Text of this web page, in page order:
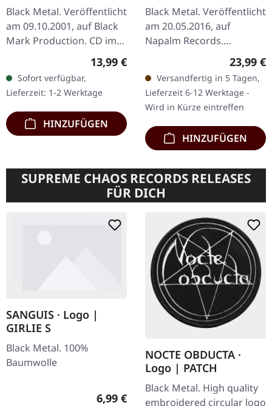
Black Metal. Veröffentlicht
am 09.10.2001, auf Black
Mark Production. CD im
Jewelcase. Bathorys
"Destroyer of Worlds"
erhebt sich als eine
gewaltige…
Regulärer Preis:
13,99 €
Sofort verfügbar,
Lieferzeit: 1-2 Werktage
HINZUFÜGEN
Black Metal. Veröffentlicht
am 20.05.2016, auf
Napalm Records.
Schwarzes Vinyl im
Gatefold-Cover mit A2
Poster. Als Satyricon 1996
"Nemesis Divina"…
23,99 €
Versandfertig in 5 Tagen,
Lieferzeit 6-12 Werktage -
Wird in Kürze eintreffen
HINZUFÜGEN
SUPREME CHAOS RECORDS RELEASES
FÜR DICH
SANGUIS · Logo |
GIRLIE S
Black Metal. 100%
Baumwolle
Regulärer Preis:
6,99 €
NOCTE OBDUCTA ·
Logo | PATCH
Black Metal. High quality
embroidered circular logo